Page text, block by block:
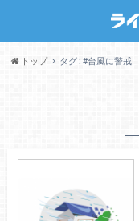
トップ タグ : #台風に警戒